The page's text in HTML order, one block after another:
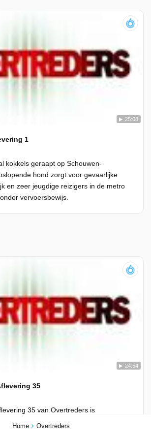
Home Overtreders
25:08
1
kokkels geraapt op Schouwen-
hond zorgt voor gevaarlijke
en zeer jeugdige reizigers in de metro
vervoersbewijs.
24:54
35
35 van Overtreders is